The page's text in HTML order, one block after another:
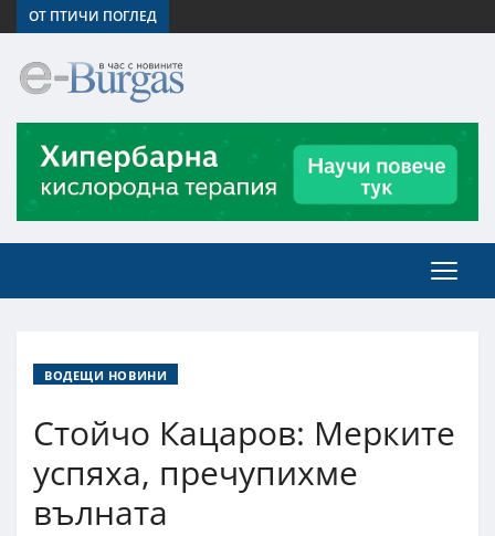
ОТ ПТИЧИ ПОГЛЕД
ВОДЕЩИ НОВИНИ
Стойчо Кацаров: Мерките
успяха, пречупихме
вълната